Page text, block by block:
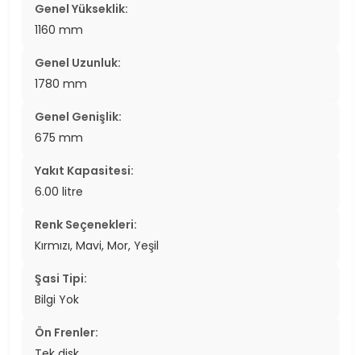
Genel Yükseklik:
1160 mm
Genel Uzunluk:
1780 mm
Genel Genişlik:
675 mm
Yakıt Kapasitesi:
6.00 litre
Renk Seçenekleri:
Kırmızı, Mavi, Mor, Yeşil
Şasi Tipi:
Bilgi Yok
Ön Frenler: